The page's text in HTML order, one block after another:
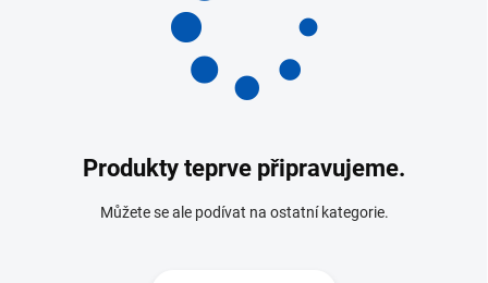
Produkty teprve připravujeme.
Můžete se ale podívat na ostatní kategorie.